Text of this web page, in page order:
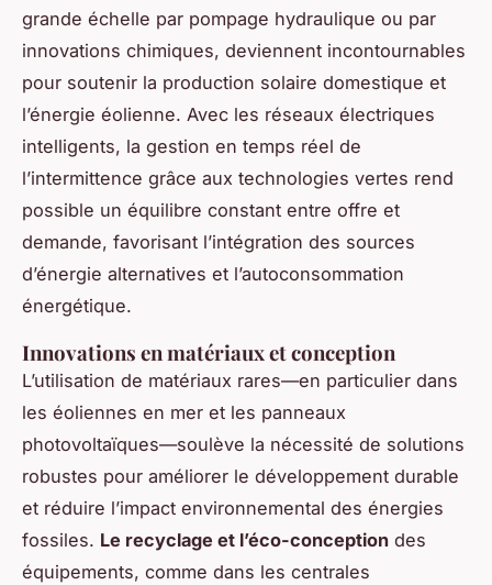
grande échelle par pompage hydraulique ou par
innovations chimiques, deviennent incontournables
pour soutenir la production solaire domestique et
l’énergie éolienne. Avec les réseaux électriques
intelligents, la gestion en temps réel de
l’intermittence grâce aux technologies vertes rend
possible un équilibre constant entre offre et
demande, favorisant l’intégration des sources
d’énergie alternatives et l’autoconsommation
énergétique.
Innovations en matériaux et conception
L’utilisation de matériaux rares—en particulier dans
les éoliennes en mer et les panneaux
photovoltaïques—soulève la nécessité de solutions
robustes pour améliorer le développement durable
et réduire l’impact environnemental des énergies
fossiles. Le recyclage et l’éco-conception des
équipements, comme dans les centrales